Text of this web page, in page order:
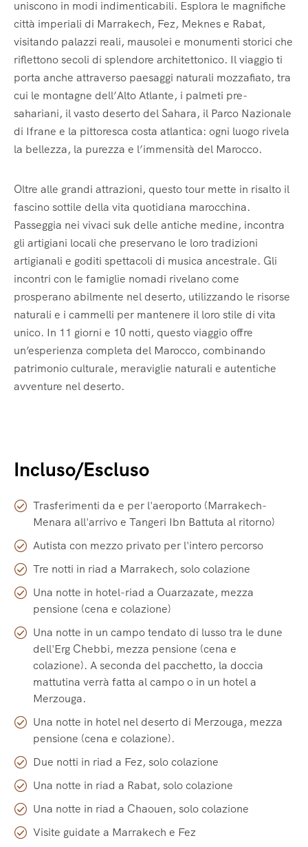
uniscono in modi indimenticabili. Esplora le magnifiche
città imperiali di Marrakech, Fez, Meknes e Rabat,
visitando palazzi reali, mausolei e monumenti storici che
riflettono secoli di splendore architettonico. Il viaggio ti
porta anche attraverso paesaggi naturali mozzafiato, tra
cui le montagne dell’Alto Atlante, i palmeti pre-
sahariani, il vasto deserto del Sahara, il Parco Nazionale
di Ifrane e la pittoresca costa atlantica: ogni luogo rivela
la bellezza, la purezza e l’immensità del Marocco.
Oltre alle grandi attrazioni, questo tour mette in risalto il
fascino sottile della vita quotidiana marocchina.
Passeggia nei vivaci suk delle antiche medine, incontra
gli artigiani locali che preservano le loro tradizioni
artigianali e goditi spettacoli di musica ancestrale. Gli
incontri con le famiglie nomadi rivelano come
prosperano abilmente nel deserto, utilizzando le risorse
naturali e i cammelli per mantenere il loro stile di vita
unico. In 11 giorni e 10 notti, questo viaggio offre
un’esperienza completa del Marocco, combinando
patrimonio culturale, meraviglie naturali e autentiche
avventure nel deserto.
Incluso/Escluso
Trasferimenti da e per l'aeroporto (Marrakech-
Menara all'arrivo e Tangeri Ibn Battuta al ritorno)
Autista con mezzo privato per l'intero percorso
Tre notti in riad a Marrakech, solo colazione
Una notte in hotel-riad a Ouarzazate, mezza
pensione (cena e colazione)
Una notte in un campo tendato di lusso tra le dune
dell'Erg Chebbi, mezza pensione (cena e
colazione). A seconda del pacchetto, la doccia
mattutina verrà fatta al campo o in un hotel a
Merzouga.
Una notte in hotel nel deserto di Merzouga, mezza
pensione (cena e colazione).
Due notti in riad a Fez, solo colazione
Una notte in riad a Rabat, solo colazione
Una notte in riad a Chaouen, solo colazione
Visite guidate a Marrakech e Fez